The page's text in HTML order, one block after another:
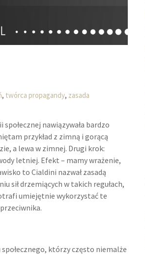
, twórca propagandy, zasada
nawiązywała bardzo
przykład z zimną i gorącą
a lewa w zimnej. Drugi krok:
letniej. Efekt – mamy wrażenie,
to Cialdini nazwał zasadą
sił drzemiących w takich regułach,
umiejętnie wykorzystać te
którzy często niemalże